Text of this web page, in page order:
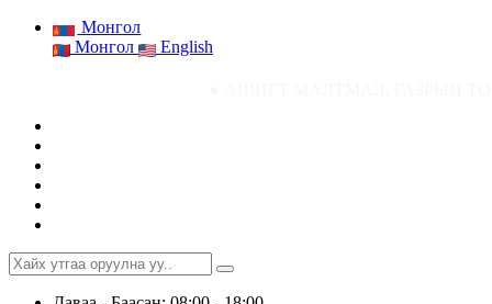
Монгол
Монгол
English